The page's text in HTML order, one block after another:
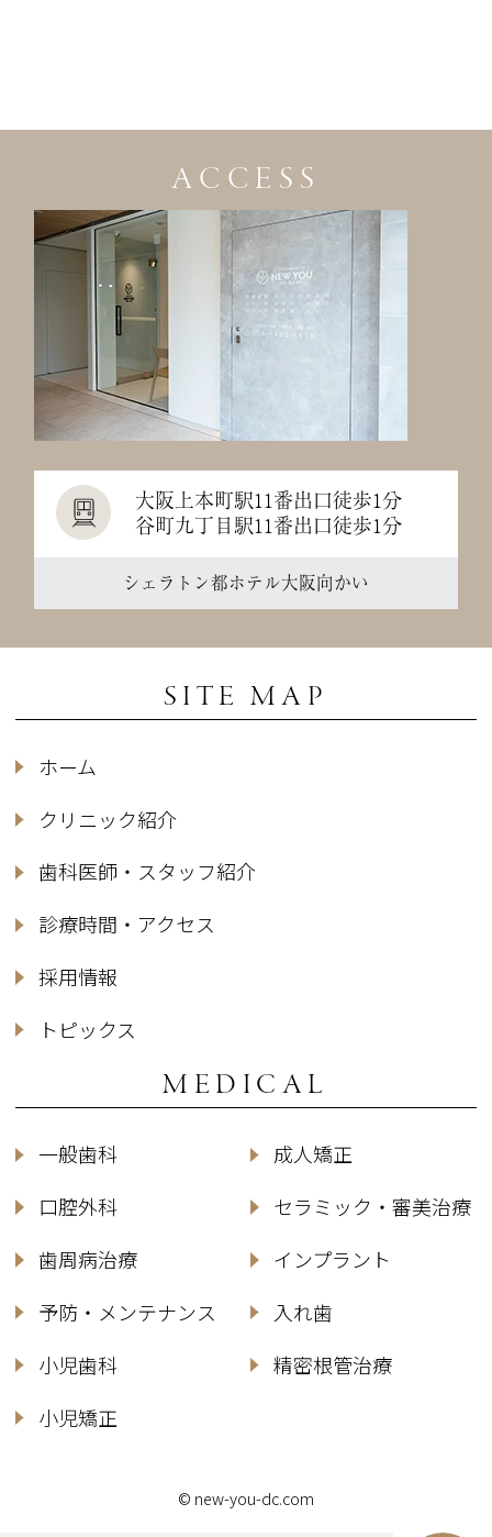
ACCESS
大阪上本町駅11番出口徒歩1分
谷町九丁目駅11番出口徒歩1分
シェラトン都ホテル大阪向かい
SITE MAP
ホーム
クリニック紹介
歯科医師・スタッフ紹介
診療時間・アクセス
採用情報
トピックス
MEDICAL
一般歯科
口腔外科
歯周病治療
予防・メンテナンス
小児歯科
小児矯正
成人矯正
セラミック・審美治療
インプラント
入れ歯
精密根管治療
© new-you-dc.com